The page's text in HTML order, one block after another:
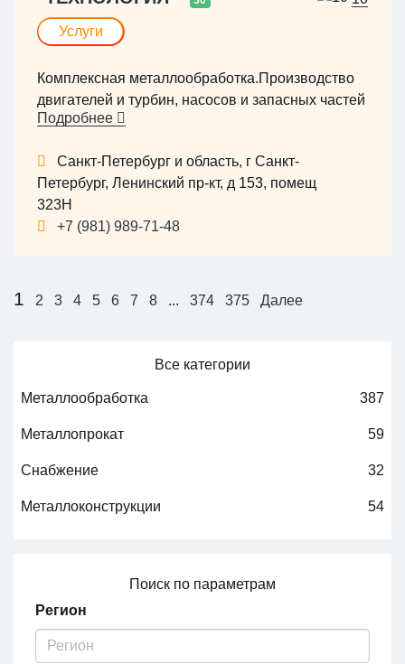
требованиями заказчика.
Услуги
Комплексная металлообработка.Производство
двигателей и турбин, насосов и запасных частей
Подробнее
Санкт-Петербург и область, г Санкт-
Петербург, Ленинский пр-кт, д 153, помещ
323Н
+7 (981) 989-71-48
1 2 3 4 5 6 7 8 ... 374 375 Далее
Все категории
Металлообработка 387
Металлопрокат 59
Снабжение 32
Металлоконструкции 54
Поиск по параметрам
Регион